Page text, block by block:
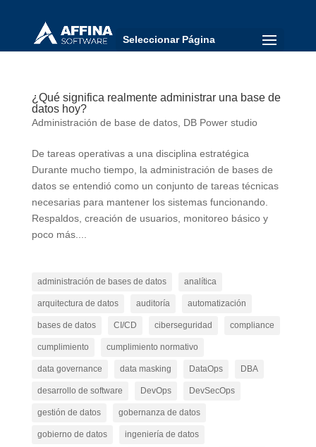
Seleccionar Página
¿Qué significa realmente administrar una base de
datos hoy?
Administración de base de datos, DB Power studio
De tareas operativas a una disciplina estratégica
Durante mucho tiempo, la administración de bases de
datos se entendió como un conjunto de tareas técnicas
necesarias para mantener los sistemas funcionando.
Respaldos, creación de usuarios, monitoreo básico y
poco más....
administración de bases de datos analítica
arquitectura de datos auditoría automatización
bases de datos CI/CD ciberseguridad compliance
cumplimiento cumplimiento normativo
data governance data masking DataOps DBA
desarrollo de software DevOps DevSecOps
gestión de datos gobernanza de datos
gobierno de datos ingeniería de datos